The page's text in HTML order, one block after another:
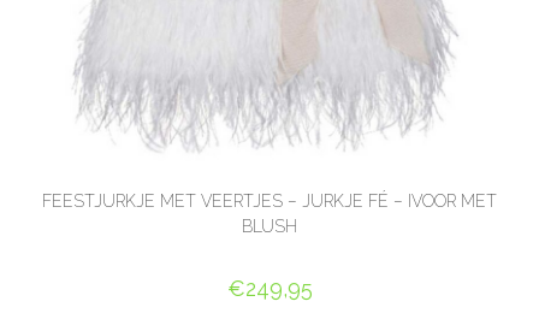
FEESTJURKJE MET VEERTJES – JURKJE FÉ – IVOOR MET
BLUSH
€249,95